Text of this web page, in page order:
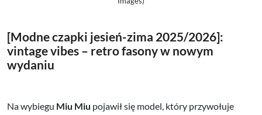
[Modne czapki jesień-zima 2025/2026]:
vintage vibes – retro fasony w nowym
wydaniu
Na wybiegu Miu Miu pojawił się model, który przywołuje